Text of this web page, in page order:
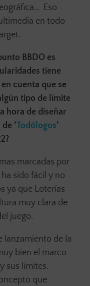
Eso
en todo
BBDO es
tiene
cuenta que se
tipo de límite
hora de diseñar
‘Todólogos’
marcadas por
sido fácil y no
ya que Loterías
muy clara de
juego.
lanzamiento de la
bien el marco
sus límites.
que